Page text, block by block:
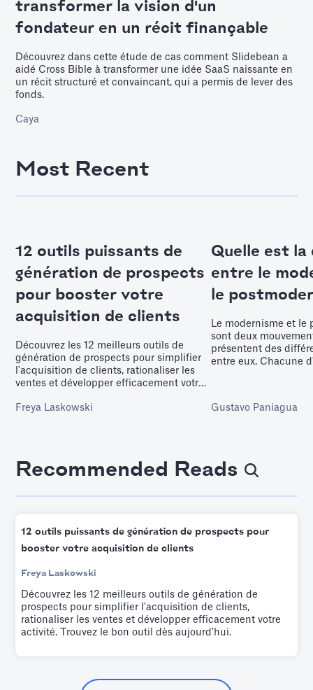
transformer la vision d'un
fondateur en un récit finançable
Découvrez dans cette étude de cas comment Slidebean a
aidé Cross Bible à transformer une idée SaaS naissante en
un récit structuré et convaincant, qui a permis de lever des
fonds.
Caya
Most Recent
12 outils puissants de
génération de prospects
pour booster votre
acquisition de clients
Découvrez les 12 meilleurs outils de
génération de prospects pour simplifier
l'acquisition de clients, rationaliser les
ventes et développer efficacement votre
aujourd'hui.
Freya Laskowski
Quelle est
entre le
le
Le modernisme et le
sont deux
présentent des
entre eux. Chacune
Gustavo Paniagua
Recommended Reads
12 outils puissants de génération de prospects pour
booster votre acquisition de clients
Freya Laskowski
Découvrez les 12 meilleurs outils de génération de
prospects pour simplifier l'acquisition de clients,
rationaliser les ventes et développer efficacement votre
activité. Trouvez le bon outil dès aujourd'hui.